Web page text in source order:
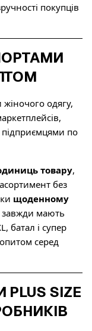
покупців
одягу,
по
товару,
без
щоденному
завжди мають
батал і супер
серед
SIZE